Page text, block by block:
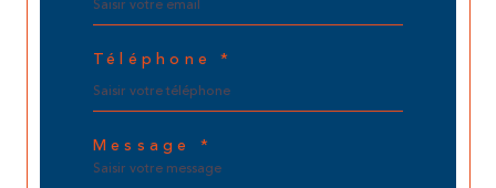
Téléphone *
Message *